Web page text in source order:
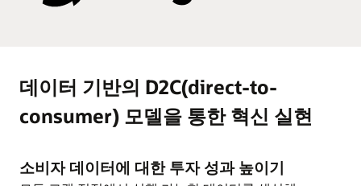
데이터 기반의 D2C(direct-to-
consumer) 모델을 통한 혁신 실현
소비자 데이터에 대한 투자 성과 높이기